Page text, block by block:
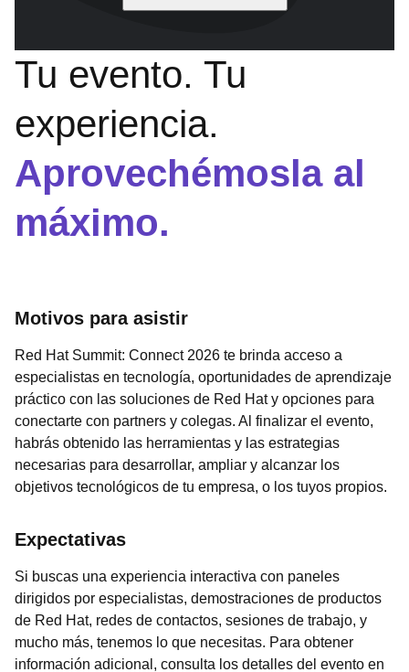
Tu evento. Tu
experiencia.
Aprovechémosla al
máximo.
Motivos para asistir
Red Hat Summit: Connect 2026 te brinda acceso a
especialistas en tecnología, oportunidades de aprendizaje
práctico con las soluciones de Red Hat y opciones para
conectarte con partners y colegas. Al finalizar el evento,
habrás obtenido las herramientas y las estrategias
necesarias para desarrollar, ampliar y alcanzar los
objetivos tecnológicos de tu empresa, o los tuyos propios.
Expectativas
Si buscas una experiencia interactiva con paneles
dirigidos por especialistas, demostraciones de productos
de Red Hat, redes de contactos, sesiones de trabajo, y
mucho más, tenemos lo que necesitas. Para obtener
información adicional, consulta los detalles del evento en